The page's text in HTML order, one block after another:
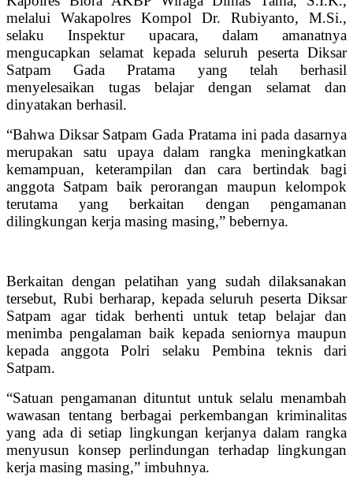
melalui Wakapolres Kompol Dr. Rubiyanto, M.Si.,
selaku Inspektur upacara, dalam amanatnya
mengucapkan selamat kepada seluruh peserta Diksar
Satpam Gada Pratama yang telah berhasil
menyelesaikan tugas belajar dengan selamat dan
dinyatakan berhasil.
“Bahwa Diksar Satpam Gada Pratama ini pada dasarnya
merupakan satu upaya dalam rangka meningkatkan
kemampuan, keterampilan dan cara bertindak bagi
anggota Satpam baik perorangan maupun kelompok
terutama yang berkaitan dengan pengamanan
dilingkungan kerja masing masing,” bebernya.
Berkaitan dengan pelatihan yang sudah dilaksanakan
tersebut, Rubi berharap, kepada seluruh peserta Diksar
Satpam agar tidak berhenti untuk tetap belajar dan
menimba pengalaman baik kepada seniornya maupun
kepada anggota Polri selaku Pembina teknis dari
Satpam.
“Satuan pengamanan dituntut untuk selalu menambah
wawasan tentang berbagai perkembangan kriminalitas
yang ada di setiap lingkungan kerjanya dalam rangka
menyusun konsep perlindungan terhadap lingkungan
kerja masing masing,” imbuhnya.